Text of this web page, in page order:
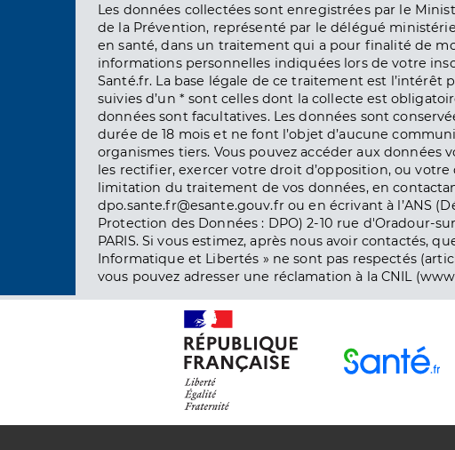
Les données collectées sont enregistrées par le
de la Prévention, représenté par le délégué
en santé, dans un traitement qui a pour finalité de
informations personnelles indiquées lors de votre
Santé.fr. La base légale de ce traitement est l’intérêt
suivies d’un * sont celles dont la collecte est
données sont facultatives. Les données sont
durée de 18 mois et ne font l’objet d’aucune
organismes tiers. Vous pouvez accéder aux données
les rectifier, exercer votre droit d’opposition, ou votre
limitation du traitement de vos données, en
dpo.sante.fr@esante.gouv.fr ou en écrivant à l’ANS
Protection des Données : DPO) 2-10 rue d'Oradour-
PARIS. Si vous estimez, après nous avoir contactés,
Informatique et Libertés » ne sont pas respectés
vous pouvez adresser une réclamation à la CNIL